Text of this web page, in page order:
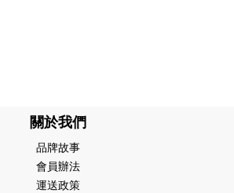
關於我們
品牌故事
會員辦法
運送政策